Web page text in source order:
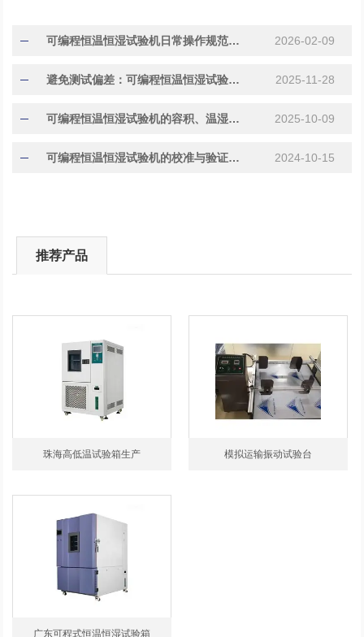
可编程恒温恒湿试验机日常操作规范与常见故障代码处理指南 2026-02-09
避免测试偏差：可编程恒温恒湿试验机校准与维护要点 2025-11-28
​​可编程恒温恒湿试验机的容积、温湿度范围与控制精度对比​ 2025-10-09
可编程恒温恒湿试验机的校准与验证方法 2024-10-15
推荐产品
珠海高低温试验箱生产 模拟运输振动试验台
广东可程式恒温恒湿试验箱